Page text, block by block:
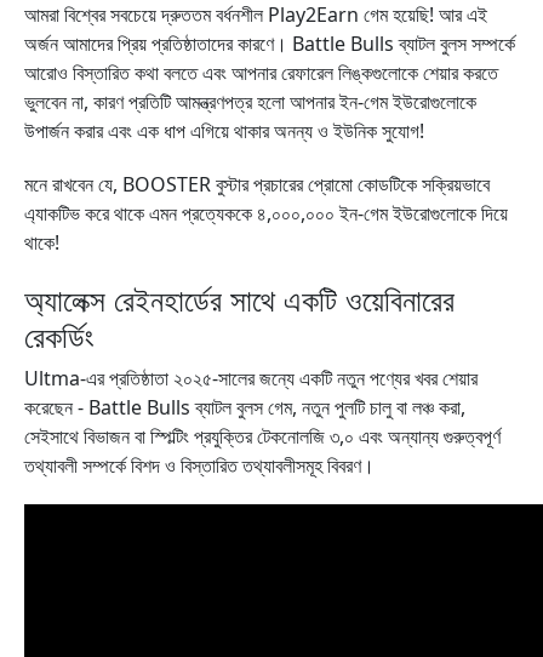
আমরা বিশ্বের সবচেয়ে দ্রুততম বর্ধনশীল Play2Earn গেম হয়েছি! আর এই
অর্জন আমাদের প্রিয় প্রতিষ্ঠাতাদের কারণে। Battle Bulls ব্যাটল বুলস সম্পর্কে
আরোও বিস্তারিত কথা বলতে এবং আপনার রেফারেল লিঙ্কগুলোকে শেয়ার করতে
ভুলবেন না, কারণ প্রতিটি আমন্ত্রণপত্র হলো আপনার ইন-গেম ইউরোগুলোকে
উপার্জন করার এবং এক ধাপ এগিয়ে থাকার অনন্য ও ইউনিক সুযোগ!
মনে রাখবেন যে, BOOSTER বুস্টার প্রচারের প্রোমো কোডটিকে সক্রিয়ভাবে
এ্যাকটিভ করে থাকে এমন প্রত্যেককে ৪,০০০,০০০ ইন-গেম ইউরোগুলোকে দিয়ে
থাকে!
অ্যালেক্স রেইনহার্ডের সাথে একটি ওয়েবিনারের
রেকর্ডিং
Ultma-এর প্রতিষ্ঠাতা ২০২৫-সালের জন্যে একটি নতুন পণ্যের খবর শেয়ার
করেছেন - Battle Bulls ব্যাটল বুলস গেম, নতুন পুলটি চালু বা লঞ্চ করা,
সেইসাথে বিভাজন বা স্পিল্টিং প্রযুক্তির টেকনোলজি ৩,০ এবং অন্যান্য গুরুত্বপূর্ণ
তথ্যাবলী সম্পর্কে বিশদ ও বিস্তারিত তথ্যাবলীসমূহ বিবরণ।